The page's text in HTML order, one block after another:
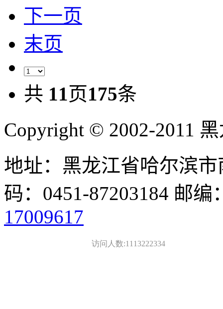
下一页
末页
共 11页175条
Copyright © 2002-2011
地址：黑龙江省哈尔滨
码：0451-87203184 邮编
17009617